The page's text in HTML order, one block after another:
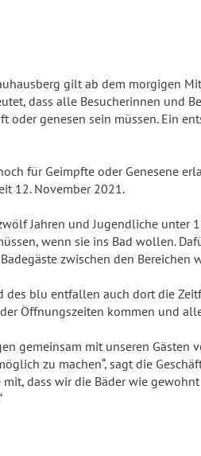
gilt ab dem morgigen
dass alle Besucherinnen und
genesen sein müssen. Ein
für Geimpfte oder Genesene
12. November 2021.
Jahren und Jugendliche unter
wenn sie ins Bad wollen.
zwischen den Bereichen
blu entfallen auch dort die
Öffnungszeiten kommen und
gemeinsam mit unseren Gästen
zu machen“, sagt die
mit, dass wir die Bäder wie